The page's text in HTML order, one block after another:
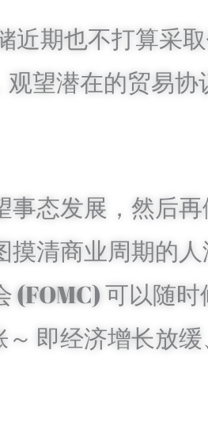
近期也不打算采
望潜在的贸易协
态发展，然后再
摸清商业周期的
(FOMC) 可以随时
即经济增长放缓